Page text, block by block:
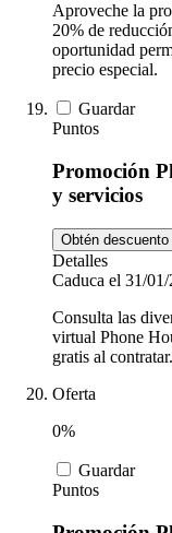
Aproveche la
20% de
oportunidad
precio especial.
Guardar
Puntos
Promoción
y servicios
Obtén descuento
Detalles
Caduca el 31/
Consulta las
virtual Phone
gratis al contratar.
Oferta
0%
Guardar
Puntos